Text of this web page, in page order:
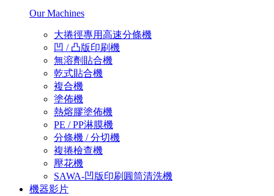
Our Machines
大捲徑專用高速分條機
凹 / 凸版印刷機
無溶劑貼合機
乾式貼合機
複合機
塗佈機
熱熔膠塗佈機
PE / PP淋膜機
分條機 / 分切機
複捲檢查機
壓花機
SAWA-凹版印刷圓筒清洗機
機器影片